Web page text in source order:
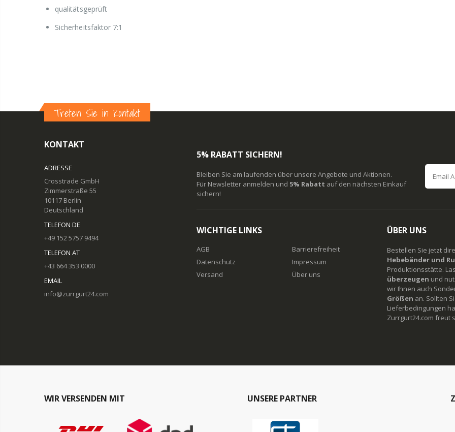
qualitätsgeprüft
Sicherheitsfaktor 7:1
Treten Sie in Kontakt
KONTAKT
ADRESSE
Crosstrade GmbH
Zimmerstraße 55
10117 Berlin
Deutschland
TELEFON DE
+49 152 5757 9494
TELEFON AT
+43 664 353 0000
EMAIL
info@zurrgurt24.com
5% RABATT SICHERN!
Bleiben Sie am laufenden über unsere Angebote und Aktionen.
Für Newsletter anmelden und 5% Rabatt auf den nächsten Einkauf
sichern!
WICHTIGE LINKS
AGB
Datenschutz
Versand
Barrierefreiheit
Impressum
Über uns
ÜBER UNS
Bestellen Sie jetzt
Hebebänder und
Produktionsstätte.
überzeugen und
wir Ihnen auch
Größen an. Sollten
Lieferbedingungen
Zurrgurt24.com freut
WIR VERSENDEN MIT UNSERE PARTNER